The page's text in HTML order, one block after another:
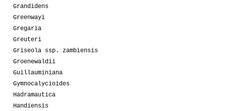
Grandidens
Greenwayi
Gregaria
Greuteri
Griseola ssp. zambiensis
Groenewaldii
Guillauminiana
Gymnocalycioides
Hadramautica
Handiensis